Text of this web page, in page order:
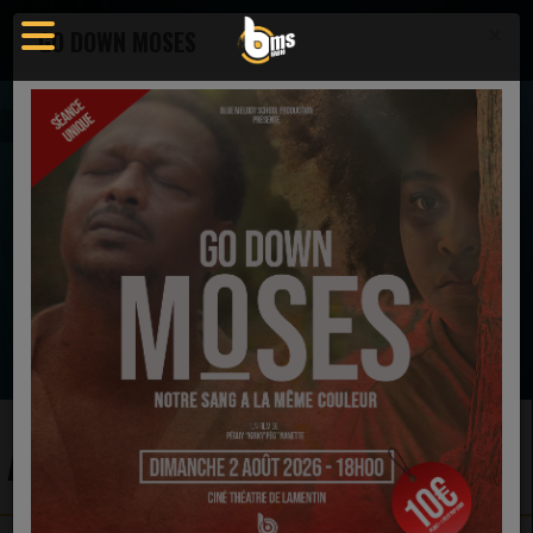
Artistes
EN CE MOMENT
BeBe Winans
I Have a Dream (Remastered)
Ecoutez maintenant
ARTISTES
GO DOWN MOSES